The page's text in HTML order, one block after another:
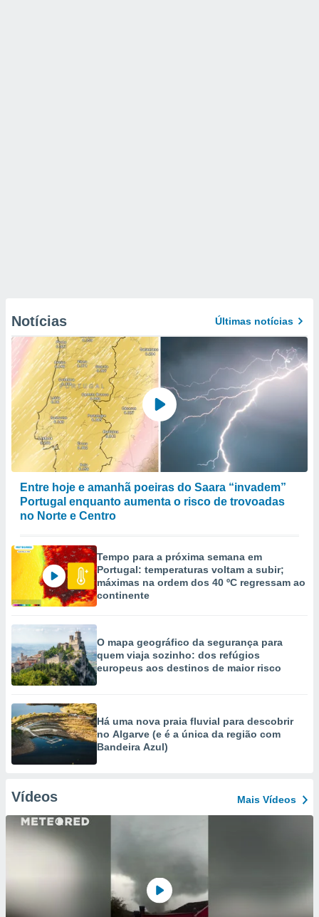
Notícias Últimas notícias
Entre hoje e amanhã poeiras do Saara “invadem”
Portugal enquanto aumenta o risco de trovoadas
no Norte e Centro
Tempo para a próxima semana em
Portugal: temperaturas voltam a subir;
máximas na ordem dos 40 ºC regressam ao
continente
O mapa geográfico da segurança para
quem viaja sozinho: dos refúgios
europeus aos destinos de maior risco
Há uma nova praia fluvial para descobrir
no Algarve (e é a única da região com
Bandeira Azul)
Vídeos Mais Vídeos